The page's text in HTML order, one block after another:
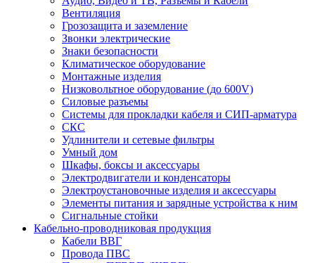
Вентиляция
Грозозащита и заземление
Звонки электрические
Знаки безопасности
Климатическое оборудование
Монтажные изделия
Низковольтное оборудование (до 600V)
Силовые разъемы
Системы для прокладки кабеля и СИП-арматура
СКС
Удлинители и сетевые фильтры
Умный дом
Шкафы, боксы и аксессуары
Электродвигатели и конденсаторы
Электроустановочные изделия и аксессуары
Элементы питания и зарядные устройства к ним
Сигнальные стойки
Кабельно-проводниковая продукция
Кабели ВВГ
Провода ПВС